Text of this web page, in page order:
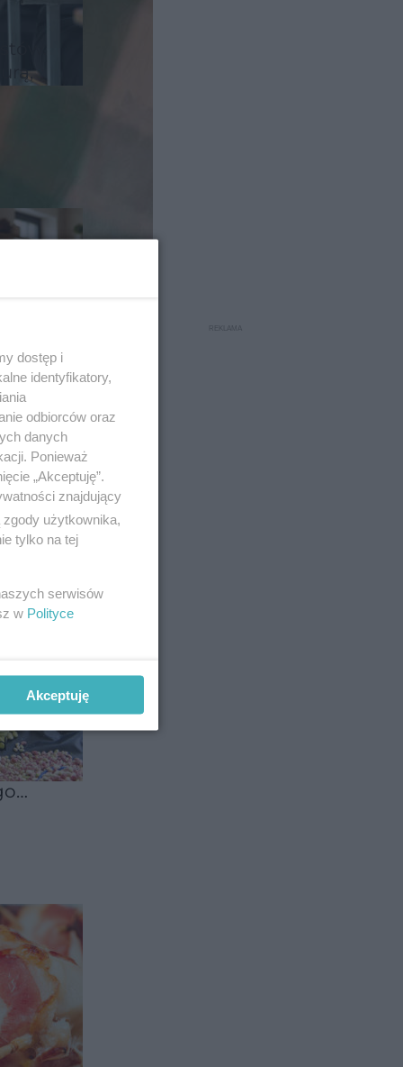
dostęp i
identyfikatory,
odbiorców oraz
danych
Ponieważ
„Akceptuję”.
znajdujący
użytkownika,
tylko na tej
serwisów
w Polityce
Akceptuję